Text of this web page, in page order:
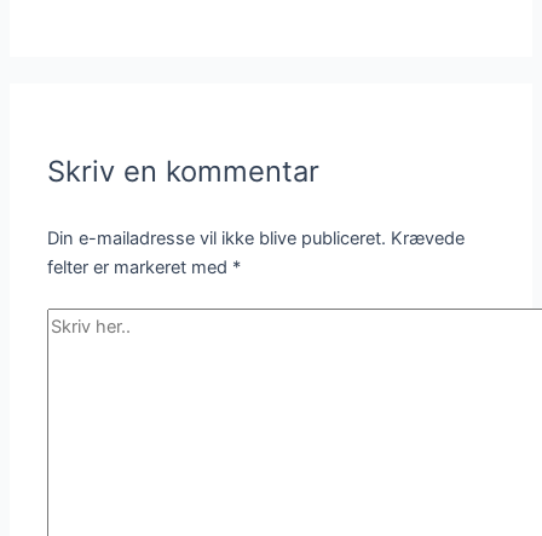
Skriv en kommentar
Din e-mailadresse vil ikke blive publiceret. Krævede
felter er markeret med *
Skriv